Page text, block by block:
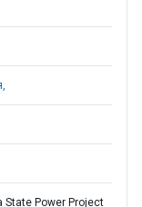
State Power Project